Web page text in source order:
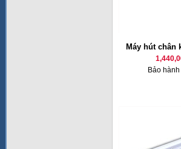
Máy hút chân
Bảo